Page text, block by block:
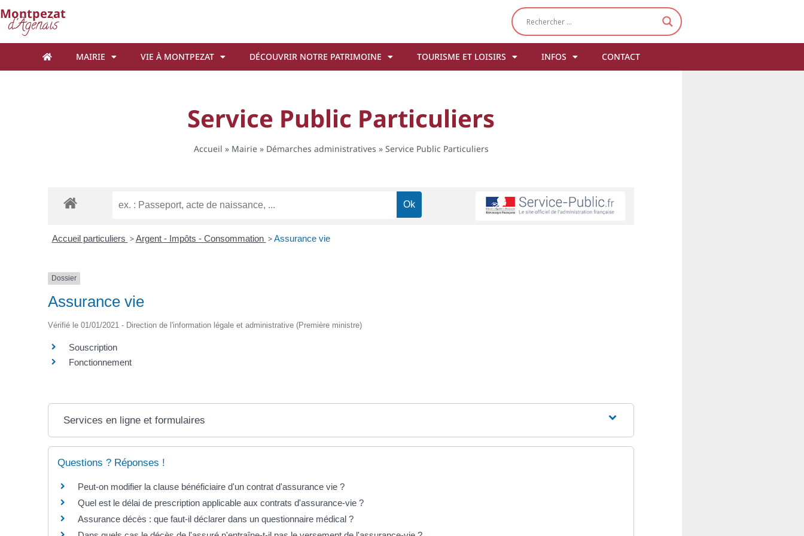
Montpezat
d'Agenais
MAIRIE VIE À MONTPEZAT DÉCOUVRIR NOTRE PATRIMOINE TOURISME ET LOISIRS INFOS CONTACT
Service Public Particuliers
Accueil » Mairie» Démarches administratives » Service Public Particuliers
Accueil particuliers > Argent - Impôts - Consommation > Assurance vie
Dossier
Assurance vie
Vérifié le 01/01/2021 - Direction de l'information légale et administrative (Première ministre)
Souscription
Fonctionnement
Services en ligne et formulaires
Questions ? Réponses !
Peut-on modifier la clause bénéficiaire d'un contrat d'assurance vie ?
Quel est le délai de prescription applicable aux contrats d'assurance-vie ?
Assurance décès : que faut-il déclarer dans un questionnaire médical ?
Cookies management panel